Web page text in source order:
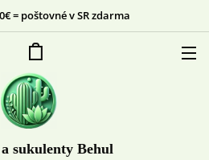
= poštovné v SR zdarma
sukulenty Behul